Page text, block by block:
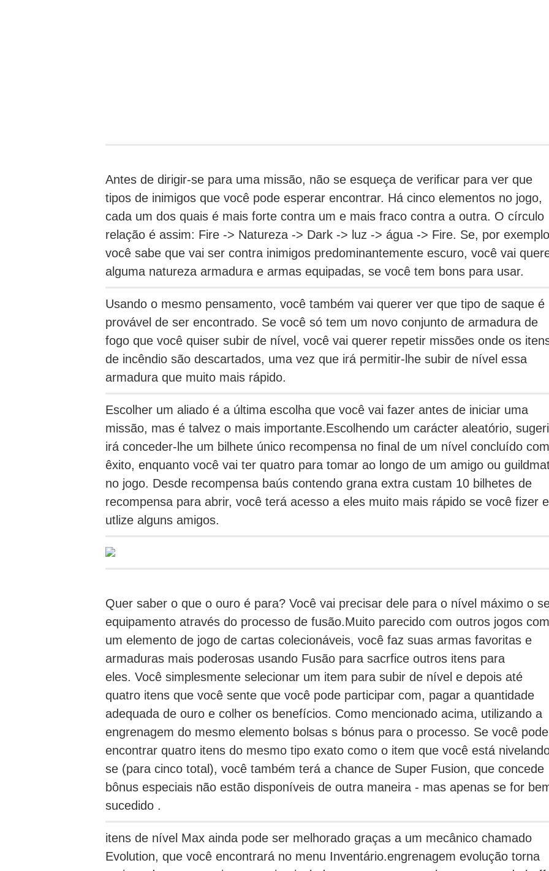
Antes de dirigir-se para uma missão, não se esqueça de verificar para ver que
tipos de inimigos que você pode esperar encontrar. Há cinco elementos no jogo,
cada um dos quais é mais forte contra um e mais fraco contra a outra. O círculo
relação é assim: Fire -> Natureza -> Dark -> luz -> água -> Fire. Se, por
você sabe que vai ser contra inimigos predominantemente escuro, você vai
alguma natureza armadura e armas equipadas, se você tem bons para usar.
Usando o mesmo pensamento, você também vai querer ver que tipo de saque é
provável de ser encontrado. Se você só tem um novo conjunto de armadura de
fogo que você quiser subir de nível, você vai querer repetir missões onde os
de incêndio são descartados, uma vez que irá permitir-lhe subir de nível essa
armadura que muito mais rápido.
Escolher um aliado é a última escolha que você vai fazer antes de iniciar uma
missão, mas é talvez o mais importante.Escolhendo um carácter aleatório,
irá conceder-lhe um bilhete único recompensa no final de um nível concluído com
êxito, enquanto você vai ter quatro para tomar ao longo de um amigo ou
no jogo. Desde recompensa baús contendo grana extra custam 10 bilhetes de
recompensa para abrir, você terá acesso a eles muito mais rápido se você fizer e
utlize alguns amigos.
Quer saber o que o ouro é para? Você vai precisar dele para o nível máximo o
equipamento através do processo de fusão.Muito parecido com outros jogos com
um elemento de jogo de cartas colecionáveis, você faz suas armas favoritas e
armaduras mais poderosas usando Fusão para sacrfice outros itens para
eles. Você simplesmente selecionar um item para subir de nível e depois até
quatro itens que você sente que você pode participar com, pagar a quantidade
adequada de ouro e colher os benefícios. Como mencionado acima, utilizando a
engrenagem do mesmo elemento bolsas s bónus para o processo. Se você pode
encontrar quatro itens do mesmo tipo exato como o item que você está
se (para cinco total), você também terá a chance de Super Fusion, que concede
bônus especiais não estão disponíveis de outra maneira - mas apenas se for
sucedido .
itens de nível Max ainda pode ser melhorado graças a um mecânico chamado
Evolution, que você encontrará no menu Inventário.engrenagem evolução torna